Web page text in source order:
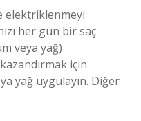
elektriklenmeyi
her gün bir saç
veya yağ)
için
yağ uygulayın. Diğer